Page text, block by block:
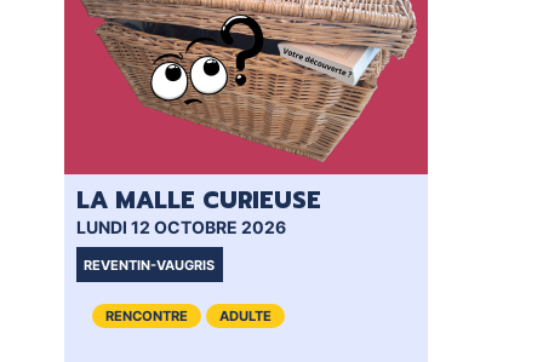
LA MALLE CURIEUSE
LUNDI 12 OCTOBRE 2026
REVENTIN-VAUGRIS
RENCONTRE ADULTE